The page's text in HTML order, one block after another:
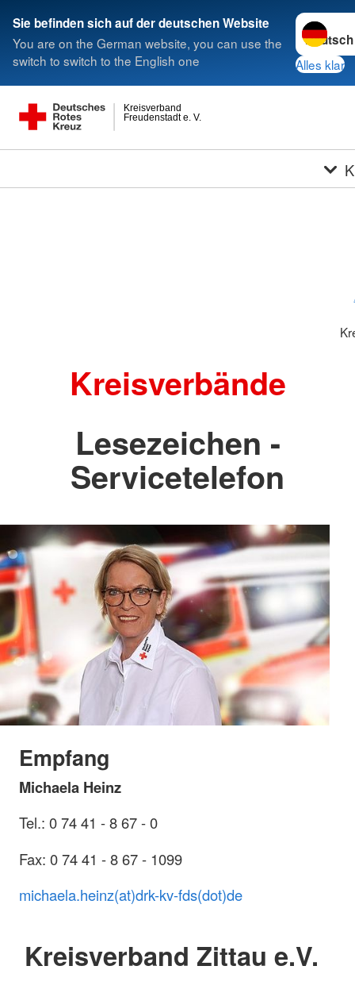
Sie befinden sich auf der deutschen Website
You are on the German website, you can use the
switch to switch to the English one
Sprache
Alles klar
Freudenstadt e. V.
Kreisverband
Kreisverbände
Lesezeichen -
Servicetelefon
Empfang
Michaela Heinz
Tel.: 0 74 41 - 8 67 - 0
Fax: 0 74 41 - 8 67 - 1099
michaela.heinz(at)drk-kv-fds(dot)de
Kreisverband Zittau e.V.